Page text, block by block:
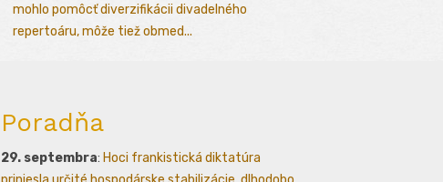
mohlo pomôcť diverzifikácii divadelného
repertoáru, môže tiež obmed...
Poradňa
29. septembra: Hoci frankistická diktatúra